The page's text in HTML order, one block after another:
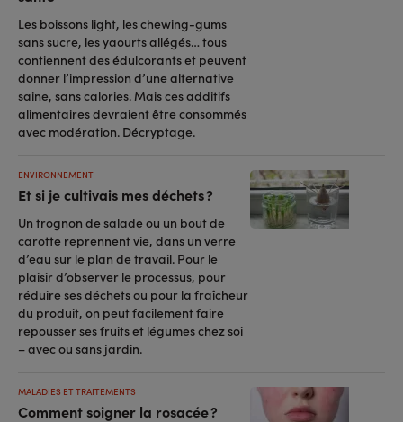
Les boissons light, les chewing-gums
sans sucre, les yaourts allégés… tous
contiennent des édulcorants et peuvent
donner l’impression d’une alternative
saine, sans calories. Mais ces additifs
alimentaires devraient être consommés
avec modération. Décryptage.
Et si je cultivais mes déchets ?
ENVIRONNEMENT
Un trognon de salade ou un bout de
carotte reprennent vie, dans un verre
d’eau sur le plan de travail. Pour le
plaisir d’observer le processus, pour
réduire ses déchets ou pour la fraîcheur
du produit, on peut facilement faire
repousser ses fruits et légumes chez soi
– avec ou sans jardin.
Comment soigner la rosacée ?
MALADIES ET TRAITEMENTS